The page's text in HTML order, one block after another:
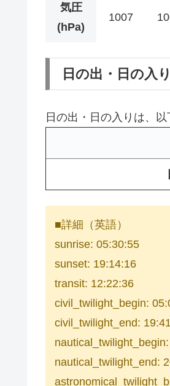
気圧
(hPa)
1007
日の出・日の入り
日の出・日の入りは、以
■詳細（英語）
sunrise: 05:30:55
sunset: 19:14:16
transit: 12:22:36
civil_twilight_begin:
civil_twilight_end:
nautical_twilight_end: